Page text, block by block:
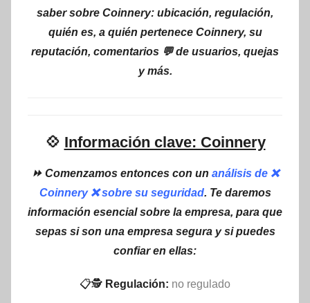
saber sobre Coinnery: ubicación, regulación,
quién es, a quién pertenece Coinnery, su
reputación, comentarios 💬 de usuarios, quejas
y más.
💠 Información clave: Coinnery
⏩ Comenzamos entonces con un análisis de ❌
Coinnery ❌ sobre su seguridad. Te daremos
información esencial sobre la empresa, para que
sepas si son una empresa segura y si puedes
confiar en ellas:
📋🕵 Regulación: no regulado